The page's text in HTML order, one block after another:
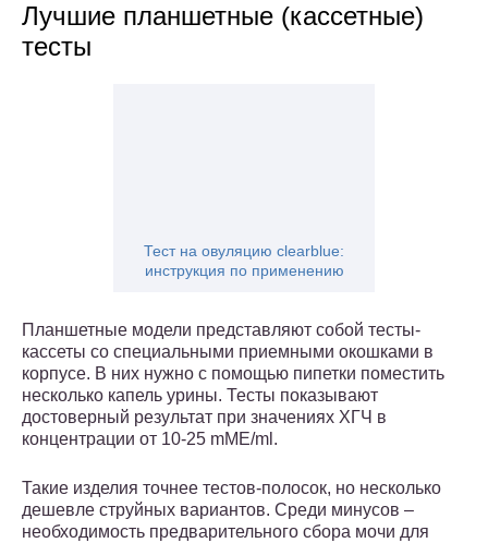
Лучшие планшетные (кассетные)
тесты
Тест на овуляцию clearblue:
инструкция по применению
Планшетные модели представляют собой тесты-
кассеты со специальными приемными окошками в
корпусе. В них нужно с помощью пипетки поместить
несколько капель урины. Тесты показывают
достоверный результат при значениях ХГЧ в
концентрации от 10-25 mME/ml.
Такие изделия точнее тестов-полосок, но несколько
дешевле струйных вариантов. Среди минусов –
необходимость предварительного сбора мочи для